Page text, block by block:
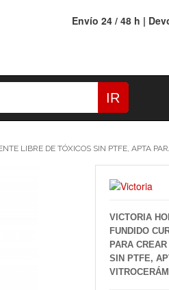
Envío 24 / 48 h |
IR
LIBRE DE TÓXICOS SIN PTFE, APTA
VICTORIA
FUNDIDO
PARA
SIN PTFE,